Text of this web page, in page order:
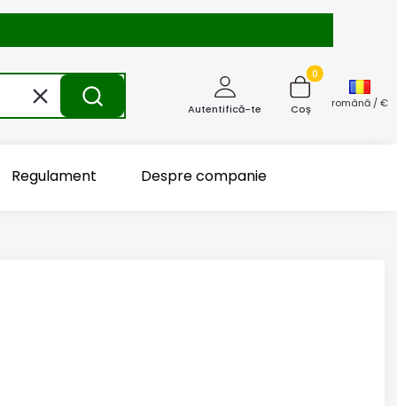
Șterge Caută Autentifică-te
Produse în coș:
Coș română / €
Regulament Despre companie